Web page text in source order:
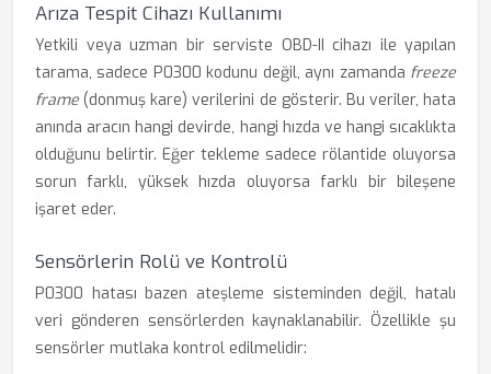
Arıza Tespit Cihazı Kullanımı
Yetkili veya uzman bir serviste OBD-II cihazı ile yapılan
tarama, sadece P0300 kodunu değil, aynı zamanda freeze
frame (donmuş kare) verilerini de gösterir. Bu veriler, hata
anında aracın hangi devirde, hangi hızda ve hangi sıcaklıkta
olduğunu belirtir. Eğer tekleme sadece rölantide oluyorsa
sorun farklı, yüksek hızda oluyorsa farklı bir bileşene
işaret eder.
Sensörlerin Rolü ve Kontrolü
P0300 hatası bazen ateşleme sisteminden değil, hatalı
veri gönderen sensörlerden kaynaklanabilir. Özellikle şu
sensörler mutlaka kontrol edilmelidir: